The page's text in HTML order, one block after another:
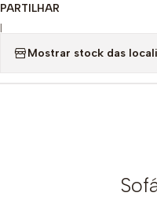
PARTILHAR
|
Mostrar stock das